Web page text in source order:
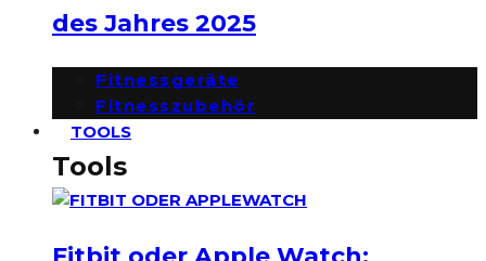
des Jahres 2025
Fitnessgeräte
Fitnesszubehör
TOOLS
Tools